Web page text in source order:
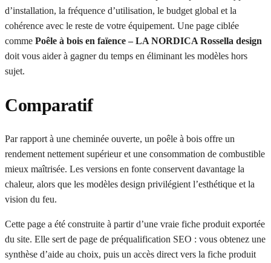
d’installation, la fréquence d’utilisation, le budget global et la
cohérence avec le reste de votre équipement. Une page ciblée
comme Poêle à bois en faïence – LA NORDICA Rossella design
doit vous aider à gagner du temps en éliminant les modèles hors
sujet.
Comparatif
Par rapport à une cheminée ouverte, un poêle à bois offre un
rendement nettement supérieur et une consommation de combustible
mieux maîtrisée. Les versions en fonte conservent davantage la
chaleur, alors que les modèles design privilégient l’esthétique et la
vision du feu.
Cette page a été construite à partir d’une vraie fiche produit exportée
du site. Elle sert de page de préqualification SEO : vous obtenez une
synthèse d’aide au choix, puis un accès direct vers la fiche produit